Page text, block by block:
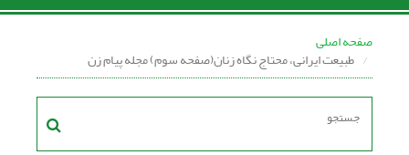
صفحه اصلی
طبیعت ایرانی، محتاج نگاه زنان(صفحه سوم) مجله پیام زن